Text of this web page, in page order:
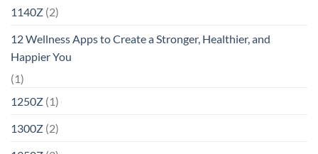
1140Z (2)
12 Wellness Apps to Create a Stronger, Healthier, and
Happier You
(1)
1250Z (1)
1300Z (2)